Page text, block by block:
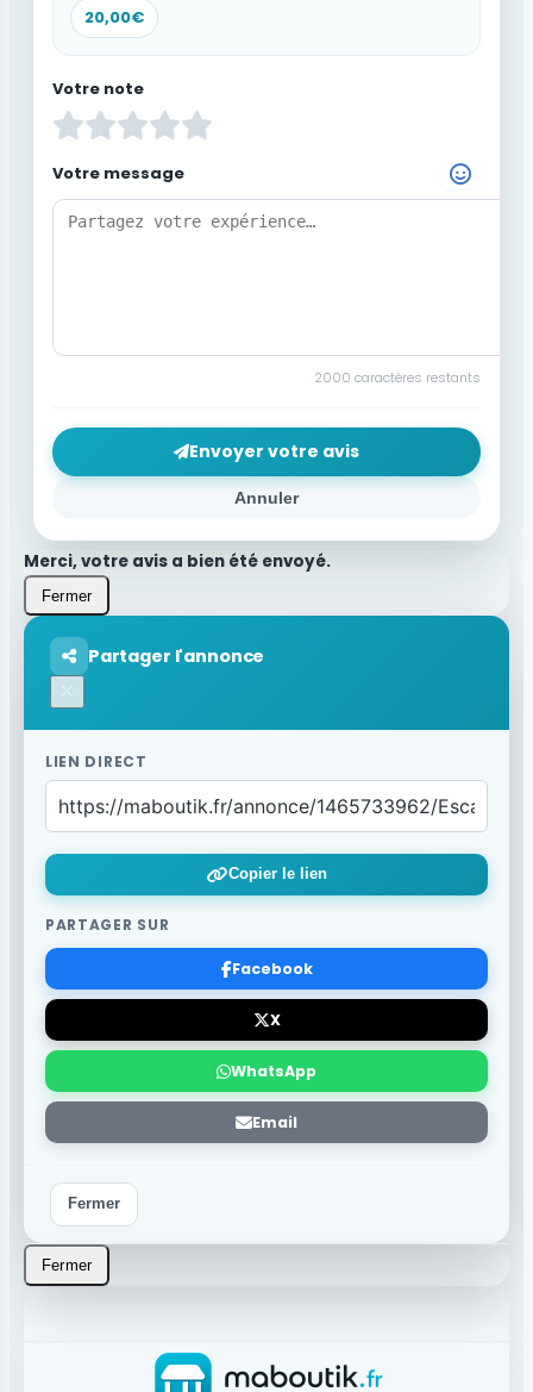
20,00€
Votre note
Votre message
Choisir un Emoji
2000 caractères restants
Annuler
Envoyer votre avis
Merci, votre avis a bien été envoyé.
Fermer
Partager l'annonce
LIEN DIRECT
Copier le lien
PARTAGER SUR
Facebook
X
WhatsApp
Email
Fermer
Fermer